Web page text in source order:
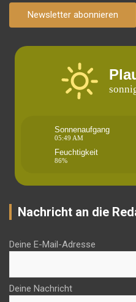
Newsletter abonnieren
Sonnenaufgang
05:49 AM
Feuchtigkeit
86%
Nachricht an die
Deine E-Mail-Adresse
Deine Nachricht